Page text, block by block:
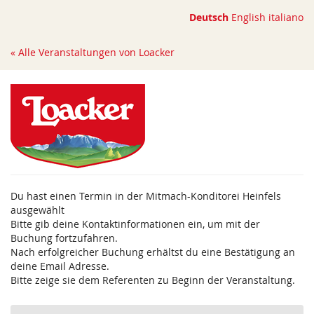
springen
Deutsch English italiano
« Alle Veranstaltungen von Loacker
Du hast einen Termin in der Mitmach-Konditorei Heinfels
ausgewählt
Bitte gib deine Kontaktinformationen ein, um mit der
Buchung fortzufahren.
Nach erfolgreicher Buchung erhältst du eine Bestätigung an
deine Email Adresse.
Bitte zeige sie dem Referenten zu Beginn der Veranstaltung.